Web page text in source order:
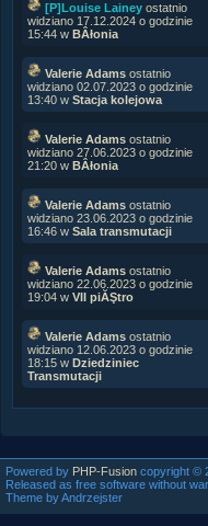
[P]Louise Lainey ostatnio
widziano 17.12.2024 o godzinie
15:44 w BÂłonia
Valerie Adams ostatnio
widziano 02.07.2023 o godzinie
13:40 w Stacja kolejowa
Valerie Adams ostatnio
widziano 27.06.2023 o godzinie
21:20 w BÂłonia
Valerie Adams ostatnio
widziano 23.06.2023 o godzinie
16:46 w Sala transmutacji
Valerie Adams ostatnio
widziano 22.06.2023 o godzinie
19:04 w VII piĂŞtro
Valerie Adams ostatnio
widziano 12.06.2023 o godzinie
18:15 w Dziedziniec
Transmutacji
Powered by PHP-Fusion copyright ©
Released as free software without
Theme by Andrzejster